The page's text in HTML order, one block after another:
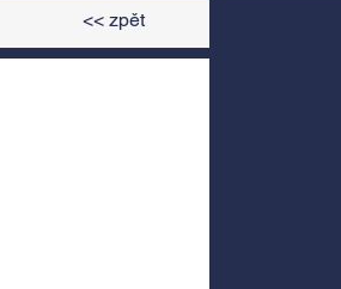
<< zpět